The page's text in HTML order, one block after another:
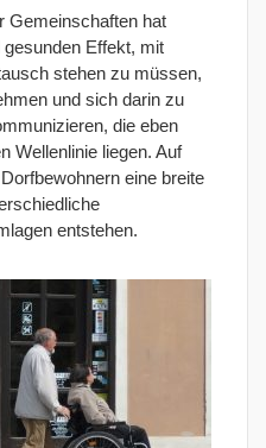
Gemeinschaften hat
Effekt, mit
stehen zu müssen,
und sich darin zu
die eben
Wellenlinie liegen. Auf
eine breite
entstehen.